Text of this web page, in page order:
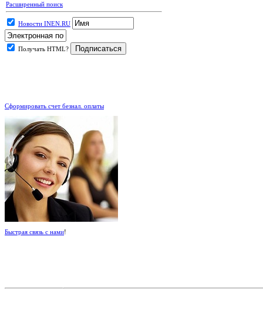
Расширенный поиск
Новости INEN.RU
Получать HTML?
Сформировать счет безнал. оплаты
Быстрая связь с нами!